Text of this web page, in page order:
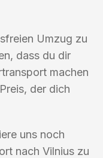
Umzug zu
dass du dir
machen
der dich
uns noch
nach Vilnius zu